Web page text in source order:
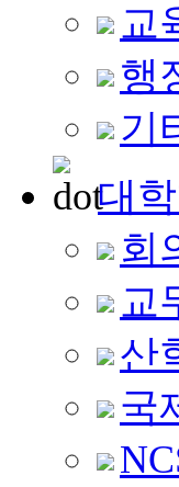
교
행
기
대
회
교
산
국